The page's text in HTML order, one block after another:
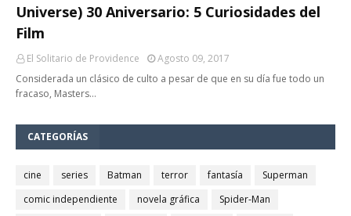
Universe) 30 Aniversario: 5 Curiosidades del
Film
El Solitario de Providence
Agosto 09, 2017
Considerada un clásico de culto a pesar de que en su día fue todo un
fracaso, Masters…
CATEGORÍAS
cine series Batman terror fantasía
Superman
comic independiente
novela gráfica
Spider-Man